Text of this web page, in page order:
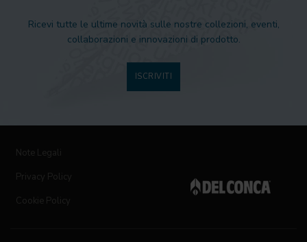
Ricevi tutte le ultime novità sulle nostre collezioni, eventi,
collaborazioni e innovazioni di prodotto.
ISCRIVITI
Note Legali
Privacy Policy
Cookie Policy